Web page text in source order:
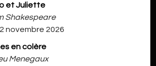
et Juliette
Shakespeare
novembre 2026
en colère
Menegaux